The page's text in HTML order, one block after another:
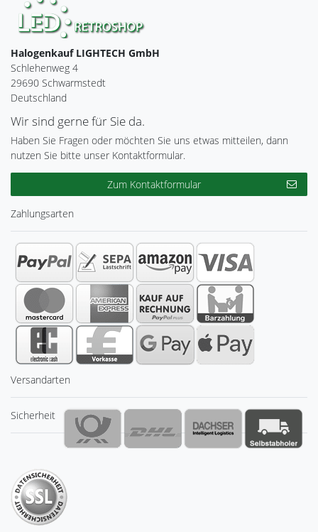
Halogenkauf LIGHTECH GmbH
Schlehenweg 4
29690 Schwarmstedt
Deutschland
Wir sind gerne für Sie da.
Haben Sie Fragen oder möchten Sie uns etwas mitteilen, dann
nutzen Sie bitte unser Kontaktformular.
Zum Kontaktformular
Zahlungsarten
Versandarten
Sicherheit